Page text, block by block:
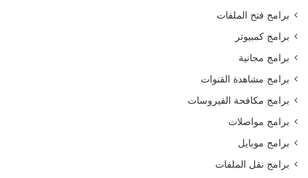
برامج فتح الملفات
برامج كمبيوتر
برامج مجانية
برامج مشاهدة القنوات
برامج مكافحة الفيروسات
برامج مواصلات
برامج موبايل
برامج نقل الملفات